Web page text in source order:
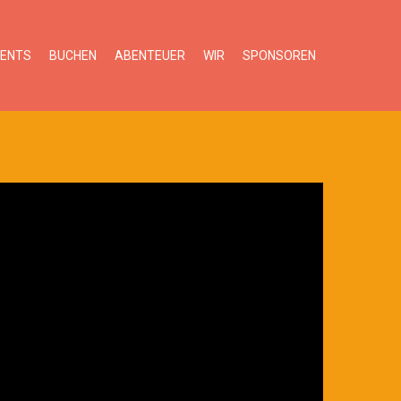
BUCHEN ABENTEUER WIR SPONSOREN